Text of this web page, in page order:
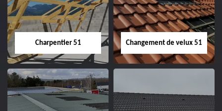
Charpentier 51 Changement de velux 51